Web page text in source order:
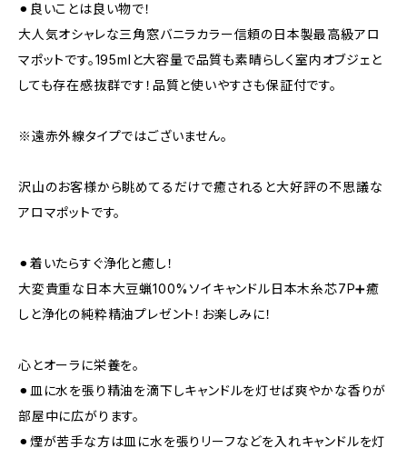
⚫︎良いことは良い物で！
大人気オシャレな三角窓バニラカラー信頼の日本製最高級アロ
マポットです。195mlと大容量で品質も素晴らしく室内オブジェと
しても存在感抜群です！品質と使いやすさも保証付です。
※遠赤外線タイプではございません。
沢山のお客様から眺めてるだけで癒されると大好評の不思議な
アロマポット です。
⚫︎着いたらすぐ浄化と癒し！
大変貴重な日本大豆蝋100%ソイキャンドル日本木糸芯7P➕癒
しと浄化の純粋精油プレゼント！お楽しみに！
心とオーラに栄養を。
⚫︎皿に水を張り精油を滴下しキャンドルを灯せば爽やかな香りが
部屋中に広がります。
⚫︎煙が苦手な方は皿に水を張りリーフなどを入れキャンドルを灯